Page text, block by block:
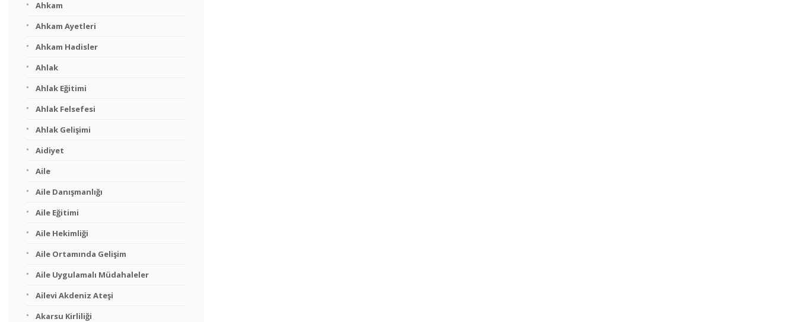
Ahkam
Ahkam Ayetleri
Ahkam Hadisler
Ahlak
Ahlak Eğitimi
Ahlak Felsefesi
Ahlak Gelişimi
Aidiyet
Aile
Aile Danışmanlığı
Aile Eğitimi
Aile Hekimliği
Aile Ortamında Gelişim
Aile Uygulamalı Müdahaleler
Ailevi Akdeniz Ateşi
Akarsu Kirliliği